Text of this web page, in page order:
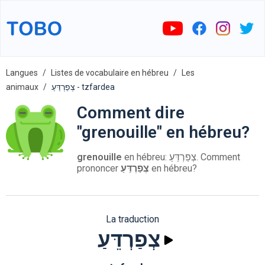
Langues Listes de vocabulaire en hébreu
Les
animaux
צְפַרְדֵּעַ - tzfardea
Comment dire
"grenouille" en hébreu?
grenouille en hébreu: צְפַרְדֵּעַ. Comment
prononcer צְפַרְדֵּעַ en hébreu?
La traduction
צְפַרְדֵּעַ